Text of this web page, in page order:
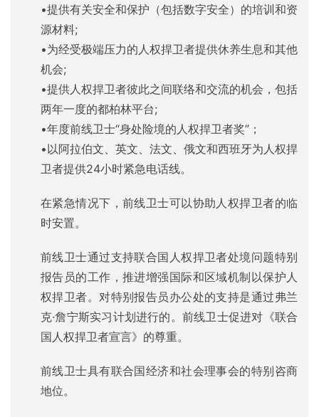
•提供有关安全和保护（包括数字安全）的培训和资
源材料;
•为经受极端压力的人权捍卫者提供休养生息和其他
机会;
•提供人权捍卫者彼此之间联络和交流的机会，包括
两年一度的都柏林平台;
•年度前线卫士“身处险境的人权捍卫者奖”；
•以阿拉伯文、英文、法文、俄文和西班牙为人权捍
卫者提供24小时紧急电话线。
在紧急情况下，前线卫士可以协助人权捍卫者的临
时安置。
前线卫士通过支持联合国人权捍卫者处境问题特别
报告员的工作，推进增强国际和区域机制以保护人
权捍卫者。对特别报告员办公处的支持是通过弗兰
克·詹宁斯实习计划进行的。前线卫士促进对《联合
国人权捍卫者宣言》的尊重。
前线卫士具有联合国经济和社会理事会的特别咨商
地位。